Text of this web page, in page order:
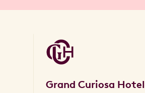
Grand Curiosa Hotel